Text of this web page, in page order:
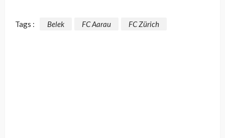
Tags : Belek FC Aarau FC Zürich